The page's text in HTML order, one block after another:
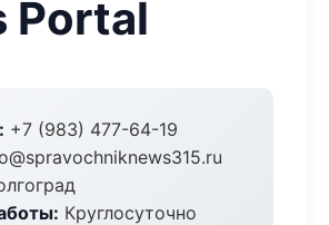
Portal
+7 (983) 477-64-19
Круглосуточно